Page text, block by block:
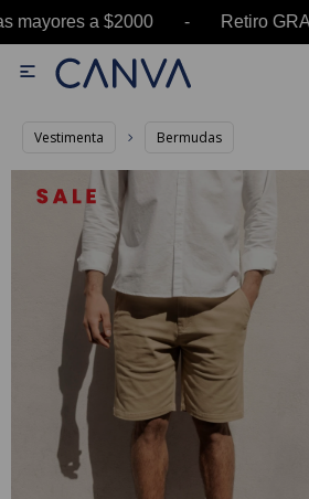
mayores a $2000 - Retiro

Vestimenta Bermudas